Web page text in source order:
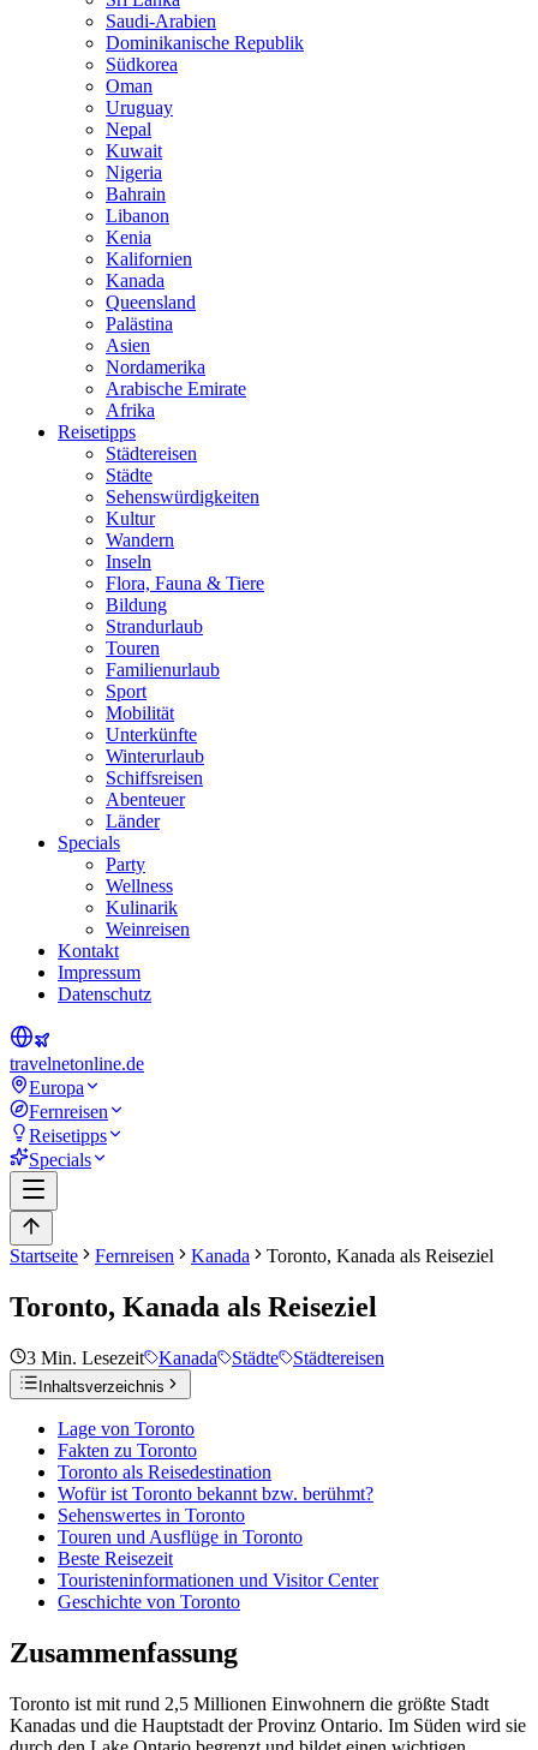
Saudi-Arabien
Dominikanische Republik
Südkorea
Oman
Uruguay
Nepal
Kuwait
Nigeria
Bahrain
Libanon
Kenia
Kalifornien
Kanada
Queensland
Palästina
Asien
Nordamerika
Arabische Emirate
Afrika
Reisetipps
Städtereisen
Städte
Sehenswürdigkeiten
Kultur
Wandern
Inseln
Flora, Fauna & Tiere
Bildung
Strandurlaub
Touren
Familienurlaub
Sport
Mobilität
Unterkünfte
Winterurlaub
Schiffsreisen
Abenteuer
Länder
Specials
Party
Wellness
Kulinarik
Weinreisen
Kontakt
Impressum
Datenschutz
travelnetonline.de
Europa
Fernreisen
Reisetipps
Specials
Startseite Fernreisen Kanada Toronto, Kanada als Reiseziel
Toronto, Kanada als Reiseziel
3 Min. Lesezeit Kanada Städte Städtereisen
Inhaltsverzeichnis
Lage von Toronto
Fakten zu Toronto
Toronto als Reisedestination
Wofür ist Toronto bekannt bzw. berühmt?
Sehenswertes in Toronto
Touren und Ausflüge in Toronto
Beste Reisezeit
Touristeninformationen und Visitor Center
Geschichte von Toronto
Zusammenfassung
Toronto ist mit rund 2,5 Millionen Einwohnern die größte Stadt
Kanadas und die Hauptstadt der Provinz Ontario. Im Süden wird sie